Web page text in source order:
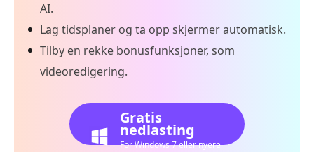
AI.
Lag tidsplaner og ta opp skjermer automatisk.
Tilby en rekke bonusfunksjoner, som
videoredigering.
Gratis
nedlasting
For Windows 7 eller nyere